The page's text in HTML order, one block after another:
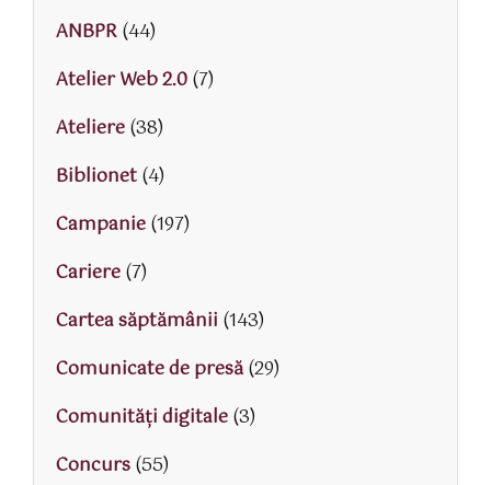
ANBPR(44)
Atelier Web 2.0(7)
Ateliere(38)
Biblionet(4)
Campanie(197)
Cariere(7)
Cartea săptămânii (143)
Comunicate de presă(29)
Comunități digitale(3)
Concurs(55)